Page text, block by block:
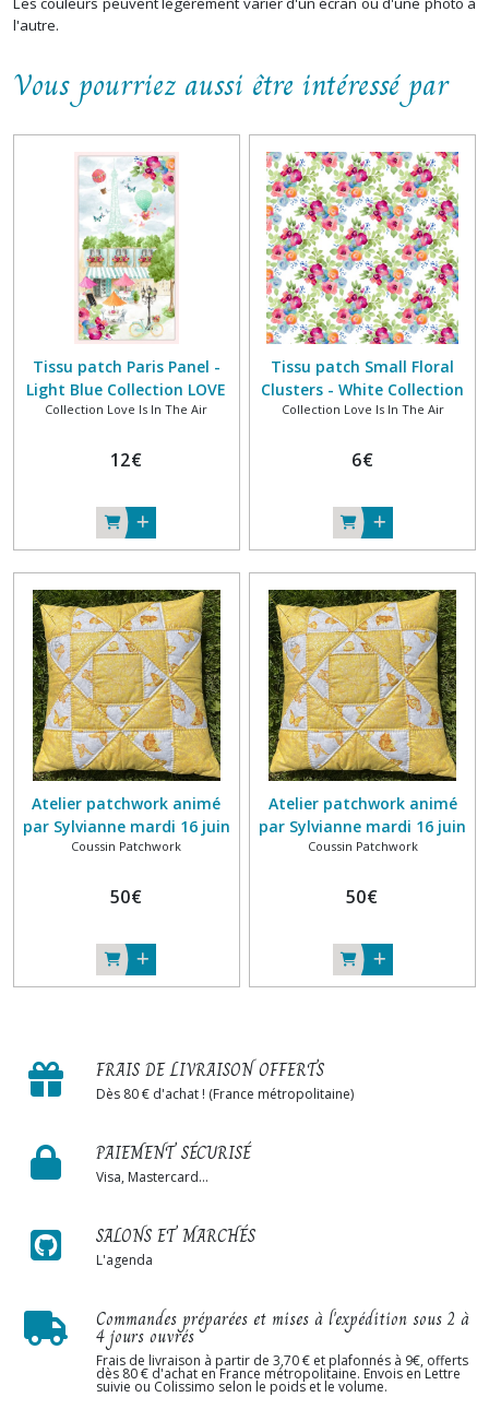
l'autre.
Vous pourriez aussi être intéressé par
Tissu patch Paris Panel -
Light Blue Collection LOVE
IS IN THE AIR 100% coton
Collection Love Is In The Air
12€
Tissu patch Small Floral
Clusters - White Collection
LOVE IS IN THE AIR 100%
Collection Love Is In The Air
6€
Atelier patchwork animé
par Sylvianne mardi 16 juin
2026 10h-13h
Coussin Patchwork
50€
Atelier patchwork animé
par Sylvianne mardi 16 juin
2026 14h-17h
Coussin Patchwork
50€
FRAIS DE LIVRAISON OFFERTS
Dès 80 € d'achat ! (France métropolitaine)
PAIEMENT SÉCURISÉ
Visa, Mastercard...
SALONS ET MARCHÉS
L'agenda
Commandes préparées et mises à l'expédition sous 2 à
4 jours ouvrés
Frais de livraison à partir de 3,70 € et plafonnés à 9€, offerts
dès 80 € d'achat en France métropolitaine. Envois en Lettre
suivie ou Colissimo selon le poids et le volume.